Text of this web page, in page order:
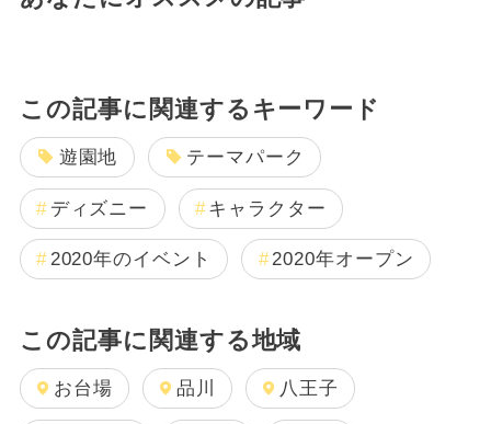
この記事に関連するキーワード
遊園地 テーマパーク
ディズニー キャラクター
2020年のイベント 2020年オープン
この記事に関連する地域
お台場 品川 八王子